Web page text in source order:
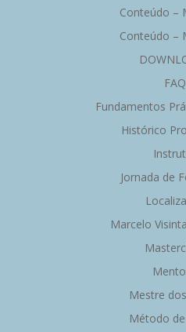
Conteúdo –
Conteúdo –
FAQ
Fundamentos
Histórico
Jornada de
Marcelo
Mestre
Método